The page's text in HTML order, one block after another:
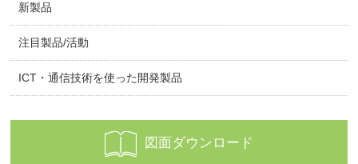
新製品
注目製品/活動
ICT・通信技術を使った開発製品
図面ダウンロード